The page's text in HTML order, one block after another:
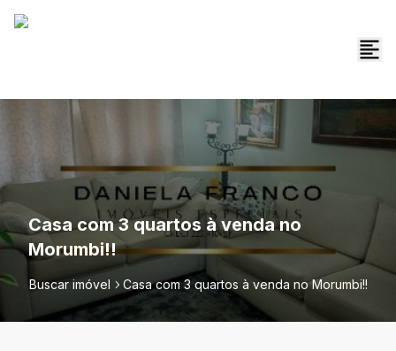
Casa com 3 quartos à venda no
Morumbi!!
Buscar imóvel Casa com 3 quartos à venda no Morumbi!!